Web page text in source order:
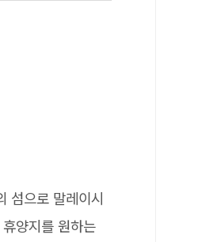
섬으로 말레이시
양지를 원하는